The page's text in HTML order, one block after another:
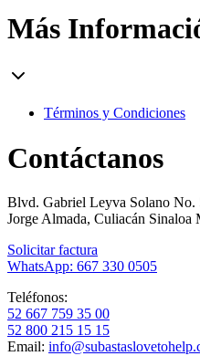
Más
Términos y Condiciones
Contáctanos
Blvd. Gabriel Leyva Solano No.
Jorge Almada, Culiacán Sinaloa
Solicitar factura
WhatsApp: 667 330 0505
Teléfonos:
52 667 759 35 00
52 800 215 15 15
Email: